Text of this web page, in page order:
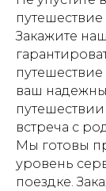
Закажите
ваш
встреча с
Мы готовы
уровень
поездке.